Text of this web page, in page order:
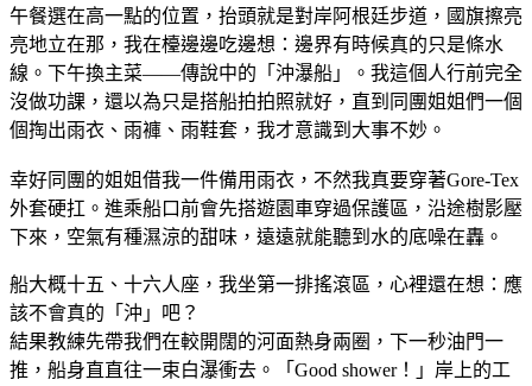
午餐選在高一點的位置，抬頭就是對岸阿根廷步道，國旗擦亮
亮地立在那，我在檯邊邊吃邊想：邊界有時候真的只是條水
線。下午換主菜——傳說中的「沖瀑船」。我這個人行前完全
沒做功課，還以為只是搭船拍拍照就好，直到同團姐姐們一個
個掏出雨衣、雨褲、雨鞋套，我才意識到大事不妙。
幸好同團的姐姐借我一件備用雨衣，不然我真要穿著Gore-Tex
外套硬扛。進乘船口前會先搭遊園車穿過保護區，沿途樹影壓
下來，空氣有種濕涼的甜味，遠遠就能聽到水的底噪在轟。
船大概十五、十六人座，我坐第一排搖滾區，心裡還在想：應
該不會真的「沖」吧？
結果教練先帶我們在較開闊的河面熱身兩圈，下一秒油門一
推，船身直直往一束白瀑衝去。「Good shower！」岸上的工